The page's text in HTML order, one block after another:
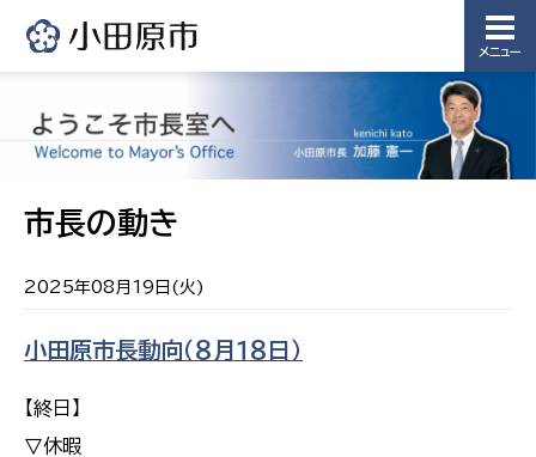
メニュー
市長の動き
2025年08月19日(火)
小田原市長動向（８月１８日）
【終日】
▽休暇